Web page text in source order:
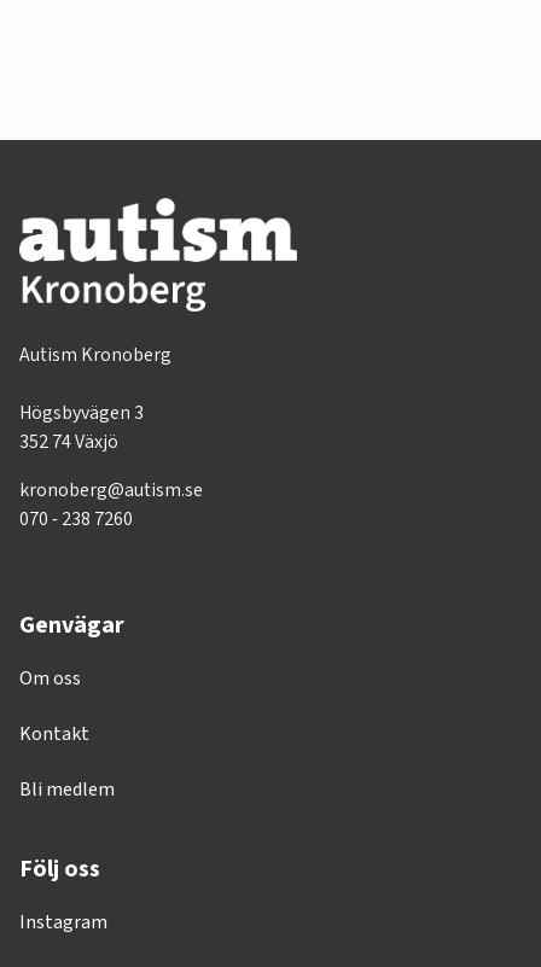
Autism Kronoberg
Högsbyvägen 3
352 74 Växjö
kronoberg@autism.se
070 - 238 7260
Genvägar
Om oss
Kontakt
Bli medlem
Följ oss
Instagram